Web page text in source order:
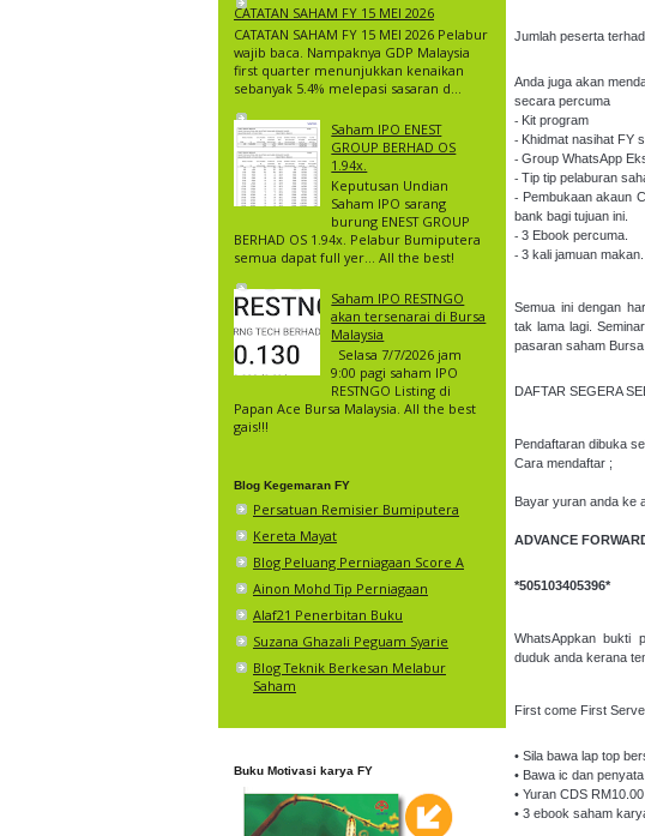
CATATAN SAHAM FY 15 MEI 2026
CATATAN SAHAM FY 15 MEI 2026 Pelabur
wajib baca. Nampaknya GDP Malaysia
first quarter menunjukkan kenaikan
sebanyak 5.4% melepasi sasaran d...
Saham IPO ENEST
GROUP BERHAD OS
1.94x.
Keputusan Undian
Saham IPO sarang
burung ENEST GROUP
BERHAD OS 1.94x. Pelabur Bumiputera
semua dapat full yer… All the best!
Saham IPO RESTNGO
akan tersenarai di Bursa
Malaysia
Selasa 7/7/2026 jam
9:00 pagi saham IPO
RESTNGO Listing di
Papan Ace Bursa Malaysia. All the best
gais!!!
Blog Kegemaran FY
Persatuan Remisier Bumiputera
Kereta Mayat
Blog Peluang Perniagaan Score A
Ainon Mohd Tip Perniagaan
Alaf21 Penerbitan Buku
Suzana Ghazali Peguam Syarie
Blog Teknik Berkesan Melabur
Saham
Buku Motivasi karya FY
Jumlah peserta
Anda juga akan
secara percuma
⁃ Kit program
⁃ Khidmat nasihat FY
⁃ Group WhatsApp
⁃ Tip tip pelaburan
⁃ Pembukaan akaun
bank bagi tujuan ini.
⁃ 3 Ebook percuma.
⁃ 3 kali jamuan makan.
Semua ini dengan
tak lama lagi.
pasaran saham Bursa
DAFTAR SEGERA
Pendaftaran dibuka
Cara mendaftar ;
Bayar yuran anda ke
ADVANCE
*505103405396*
WhatsAppkan bukti
duduk anda kerana
First come First
• Sila bawa lap top
• Bawa ic dan
• Yuran CDS
• 3 ebook saham